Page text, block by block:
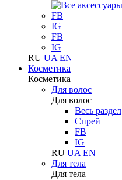
FB
IG
FB
IG
RU UA EN
Косметика
Косметика
Для волос
Для волос
Весь раздел
Спрей
FB
IG
RU UA EN
Для тела
Для тела